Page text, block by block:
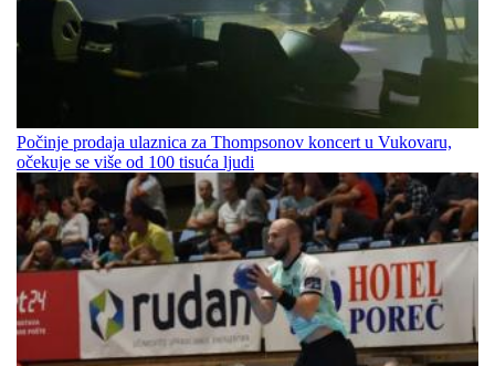
Počinje prodaja ulaznica za Thompsonov koncert u Vukovaru,
očekuje se više od 100 tisuća ljudi